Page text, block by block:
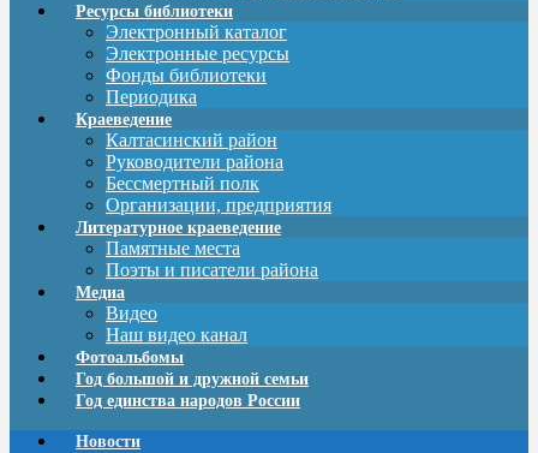
Ресурсы библиотеки
Электронный каталог
Электронные ресурсы
Фонды библиотеки
Периодика
Краеведение
Калтасинский район
Руководители района
Бессмертный полк
Организации, предприятия
Литературное краеведение
Памятные места
Поэты и писатели района
Медиа
Видео
Наш видео канал
Фотоальбомы
Год большой и дружной семьи
Год единства народов России
Новости